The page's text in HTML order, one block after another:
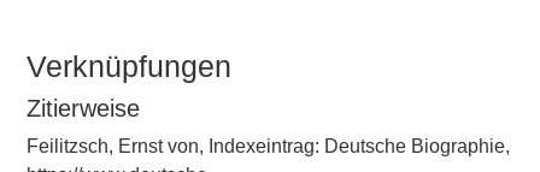
Verknüpfungen
Zitierweise
Feilitzsch, Ernst von, Indexeintrag: Deutsche Biographie,